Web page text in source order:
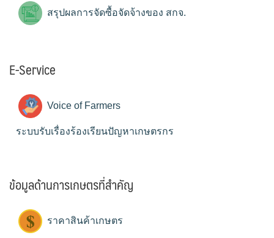
สรุปผลการจัดซื้อจัดจ้างของ สกจ.
E-Service
Voice of Farmers
ระบบรับเรื่องร้องเรียนปัญหาเกษตรกร
ข้อมูลด้านการเกษตรที่สำคัญ
ราคาสินค้าเกษตร